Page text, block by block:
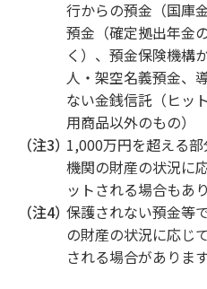
行からの預金（国庫
預金（確定拠出年金
く）、預金保険機構
人・架空名義預金、
ない金銭信託（ヒッ
用商品以外のもの）
（注3）1,000万円を超える
機関の財産の状況に
ットされる場合もあ
（注4）保護されない預金等
の財産の状況に応じ
される場合があります